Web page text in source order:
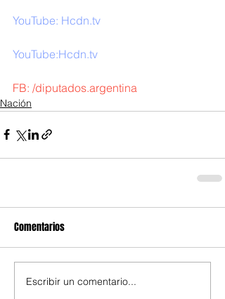
YouTube: Hcdn.tv
YouTube:Hcdn.tv
FB: /diputados.argentina
Nación
Comentarios
Escribir un comentario...